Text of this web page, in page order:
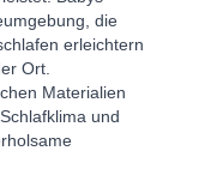
die
erleichtern
Ort.
Materialien
und